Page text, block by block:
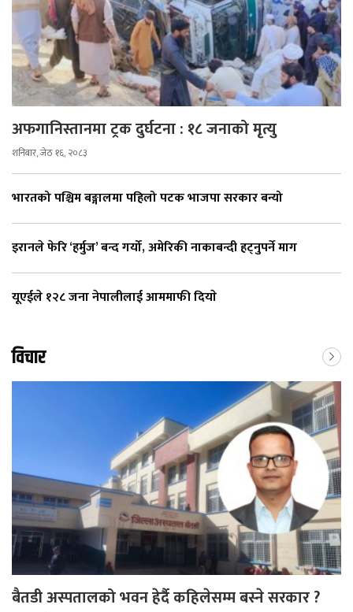
अफगानिस्तानमा ट्रक दुर्घटना : १८ जनाको मृत्यु
शनिबार, जेठ १६, २०८३
भारतको पश्चिम बङ्गालमा पहिलो पटक भाजपा सरकार बन्यो
इरानले फेरि ‘हर्मुज’ बन्द गर्यो, अमेरिकी नाकाबन्दी हट्नुपर्ने माग
यूएईले १२८ जना नेपालीलाई आममाफी दियाे
विचार
बैतडी अस्पतालको भवन हेर्दै कहिलेसम्म बस्ने सरकार ?